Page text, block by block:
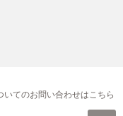
いてのお問い合わせはこちら